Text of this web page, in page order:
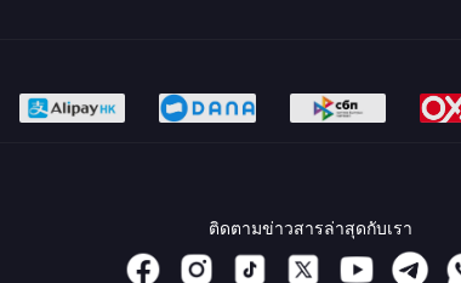
ติดตามข่าวสารล่าสุดกับเรา